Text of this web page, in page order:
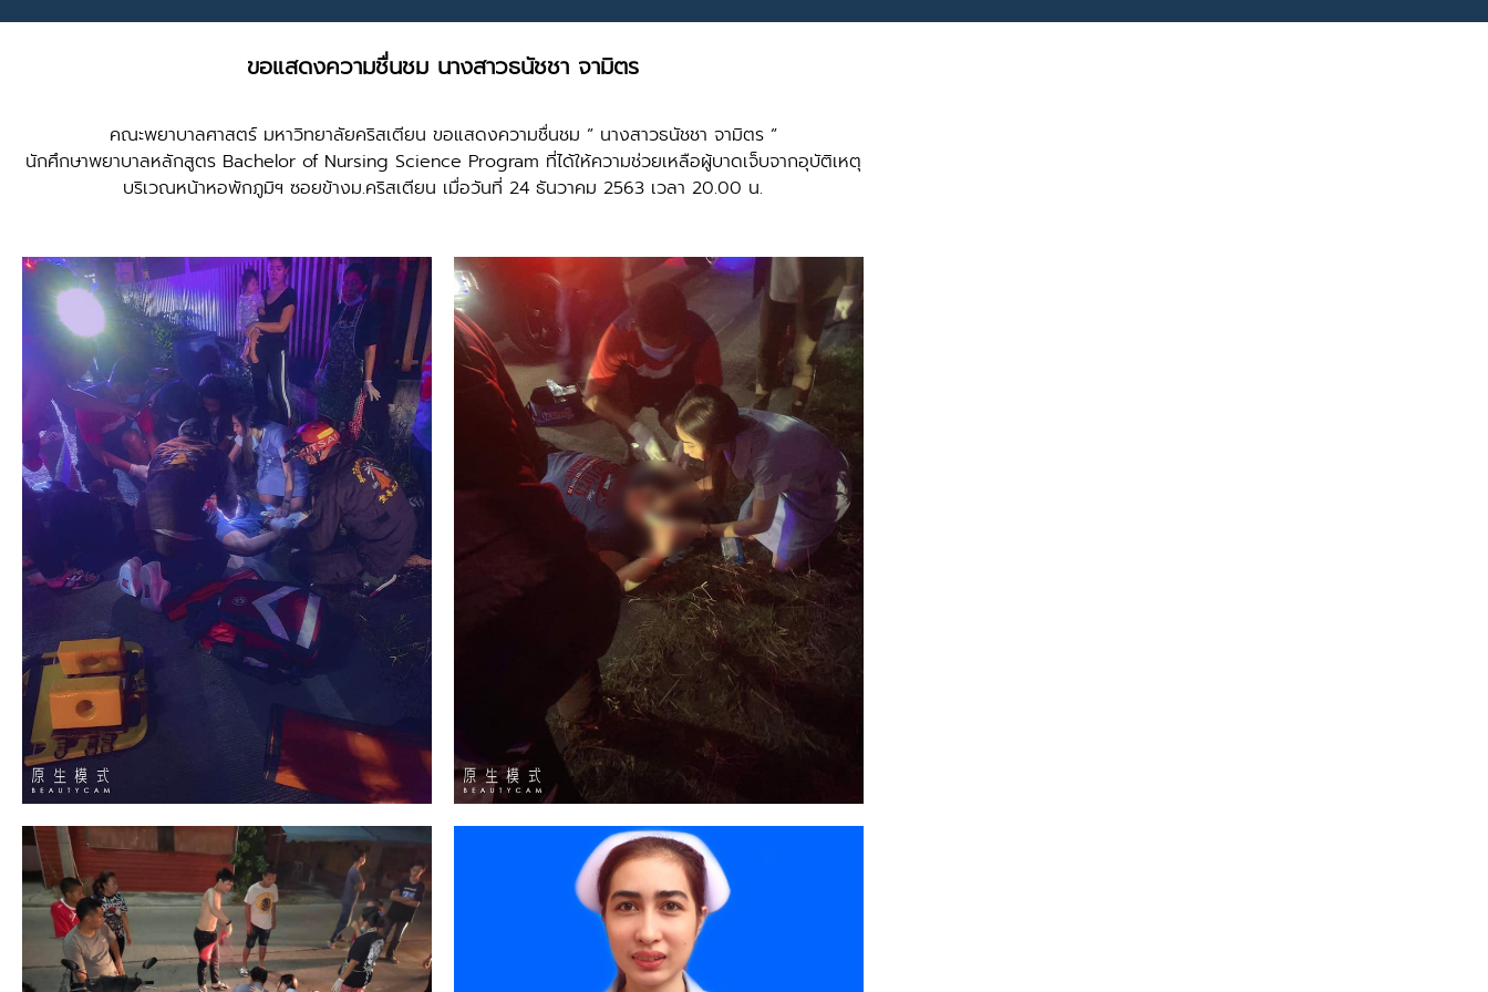
ขอแสดงความชื่นชม นางสาวธนัชชา จามิตร
คณะพยาบาลศาสตร์ มหาวิทยาลัยคริสเตียน ขอแสดงความชื่นชม ” นางสาวธนัชชา จามิตร ”
นักศึกษาพยาบาลหลักสูตร Bachelor of Nursing Science Program ที่ได้ให้ความช่วยเหลือผู้บาดเจ็บจากอุบัติเหตุ
บริเวณหน้าหอพักภูมิฯ ซอยข้างม.คริสเตียน เมื่อวันที่ 24 ธันวาคม 2563 เวลา 20.00 น.